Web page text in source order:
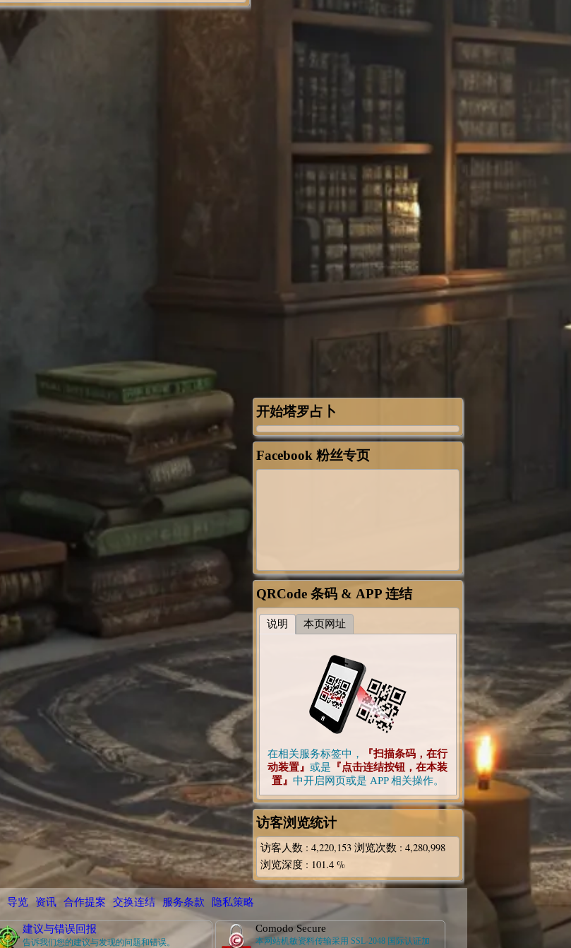
开始塔罗占卜
Facebook 粉丝专页
QRCode 条码 & APP 连结
说明 本页网址
在相关服务标签中，
『扫描条码，在行
动装置』 或是 『点击连结按钮，在本装
置』 中开启网页或是 APP 相关操作。
访客浏览统计
访客人数 : 4,220,153 浏览次数 : 4,280,998
浏览深度: 101.4 %
导览 资讯 合作提案 交换连结 服务条款 隐私策略
建议与错误回报
告诉我们您的建议与发现的问题和错误。
Comodo Secure
本网站机敏资料传输采用 SSL-2048 国际认证加